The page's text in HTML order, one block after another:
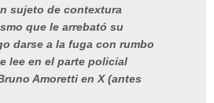
sujeto de contextura
que le arrebató su
darse a la fuga con rumbo
lee en el parte policial
Amoretti en X (antes